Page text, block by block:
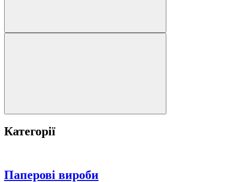
Категорії
Паперові вироби